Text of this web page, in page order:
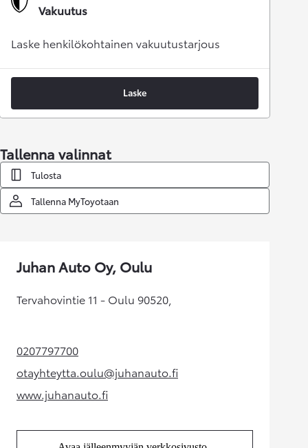
Vakuutus
Laske henkilökohtainen vakuutustarjous
Laske
Tallenna valinnat
Tulosta
Tallenna MyToyotaan
Juhan Auto Oy, Oulu
Tervahovintie 11 - Oulu 90520,
0207797700(Aukeaa uudessa välilehdessä)
otayhteytta.oulu@juhanauto.fi
(Aukeaa uudessa välilehdessä)
www.juhanauto.fi(Aukeaa uudessa välilehdessä)